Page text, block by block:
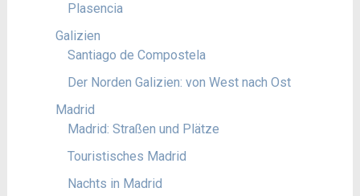
Plasencia
Galizien
Santiago de Compostela
Der Norden Galizien: von West nach Ost
Madrid
Madrid: Straßen und Plätze
Touristisches Madrid
Nachts in Madrid